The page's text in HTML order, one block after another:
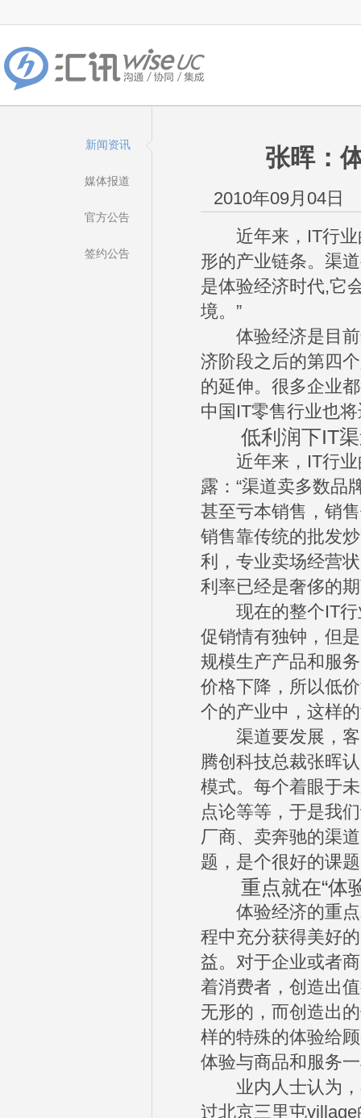
新闻资讯
媒体报道
官方公告
签约公告
张晖：
2010年09月04日
近年来，IT行业
形的产业链条。渠
是体验经济时代,它
境。”
体验经济是目前
济阶段之后的第四
的延伸。很多企业
中国IT零售行业也
低利润下IT渠
近年来，IT行业
露：“渠道卖多数品
甚至亏本销售，销
销售靠传统的批发
利，专业卖场经营
利率已经是奢侈的
现在的整个IT行
促销情有独钟，但
规模生产产品和服
价格下降，所以低
个的产业中，这样
渠道要发展，客
腾创科技总裁张晖
模式。每个着眼于
点论等等，于是我
厂商、卖奔驰的渠
题，是个很好的课
重点就在“体
体验经济的重点
程中充分获得美好
益。对于企业或者
着消费者，创造出
无形的，而创造出
样的特殊的体验给
体验与商品和服务
业内人士认为，
过北京三里屯